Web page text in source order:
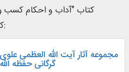
کتابخانه ای زیر وجود دارد:
مجموعه آثار آیت الله العظمی علوی
گرگانی حفظه الله